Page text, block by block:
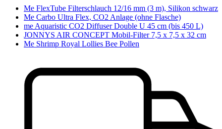
Me FlexTube Filterschlauch 12/16 mm (3 m), Silikon schwarz
Me Carbo Ultra Flex, CO2 Anlage (ohne Flasche)
me Aquaristic CO2 Diffuser Double U 45 cm (bis 450 L)
JONNYS AIR CONCEPT Mobil-Filter 7,5 x 7,5 x 32 cm
Me Shrimp Royal Lollies Bee Pollen